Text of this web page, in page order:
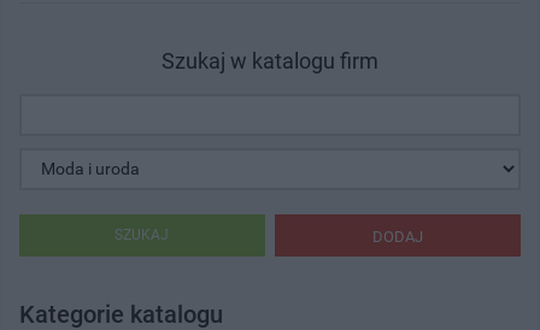
Szukaj w katalogu firm
DODAJ
SZUKAJ
Kategorie katalogu